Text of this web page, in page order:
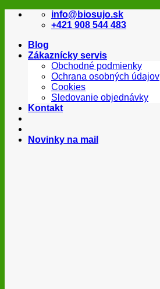
Skip
info@biosujo.sk
+421 908 544 483
Blog
Zákaznícky servis
Obchodné podmienky
Ochrana osobných údajov
Cookies
Sledovanie objednávky
Kontakt
Novinky na mail